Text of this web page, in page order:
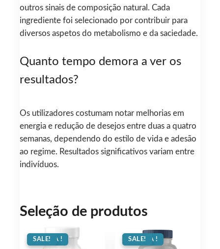
outros sinais de composição natural. Cada
ingrediente foi selecionado por contribuir para
diversos aspetos do metabolismo e da saciedade.
Quanto tempo demora a ver os
resultados?
Os utilizadores costumam notar melhorias em
energia e redução de desejos entre duas a quatro
semanas, dependendo do estilo de vida e adesão
ao regime. Resultados significativos variam entre
indivíduos.
Seleção de produtos
OFERTA !
SALE! OFERTA !
SALE!